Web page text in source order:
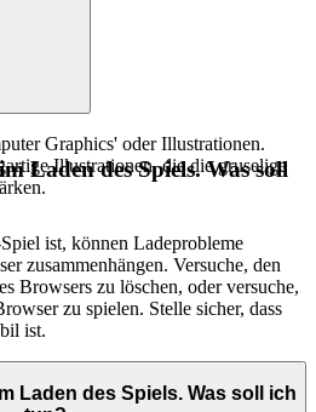
Graphics' oder Illustrationen.
Illustrationen, die die gruselige
Laden des Spiels. Was soll
ist, können Ladeprobleme
zusammenhängen. Versuche, den
Browsers zu löschen, oder versuche,
zu spielen. Stelle sicher, dass
ist.
Laden des Spiels. Was soll ich